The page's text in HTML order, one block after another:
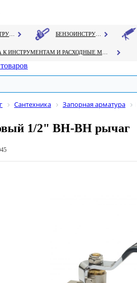
Сантехника Запорная арматура
1/2" ВН-ВН рычаг